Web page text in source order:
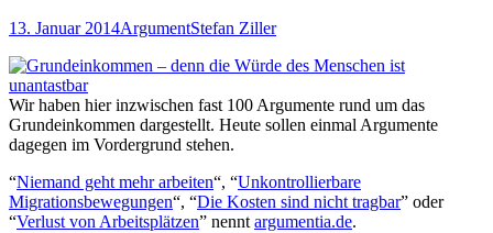
13. Januar 2014ArgumentStefan Ziller
Wir haben hier inzwischen fast 100 Argumente rund um das
Grundeinkommen dargestellt. Heute sollen einmal Argumente
dagegen im Vordergrund stehen.
“Niemand geht mehr arbeiten“, “Unkontrollierbare
Migrationsbewegungen“, “Die Kosten sind nicht tragbar” oder
“Verlust von Arbeitsplätzen” nennt argumentia.de.